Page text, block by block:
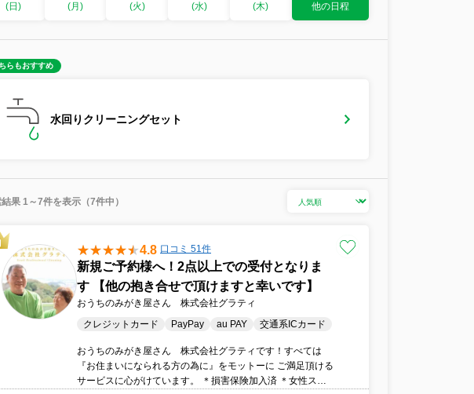
(日)
(月)
(火)
(水)
(木)
他の日程
らもおすすめ
水回りクリーニングセット
果 1～7件を表示（7件中）
4.8 口コミ 51件
新規ご予約様へ！2点以上での受付となりま
す 【他の抱き合せで頂けますと幸いです】
おうちのみがき屋さん 株式会社グラティ
クレジットカード
PayPay au PAY 交通系ICカード
おうちのみがき屋さん 株式会社グラティです！すべては
『お住まいになられる方の為に』をモットーに ご満足頂ける
サービスに心がけています。 ＊損害保険加入済 ＊女性スタ